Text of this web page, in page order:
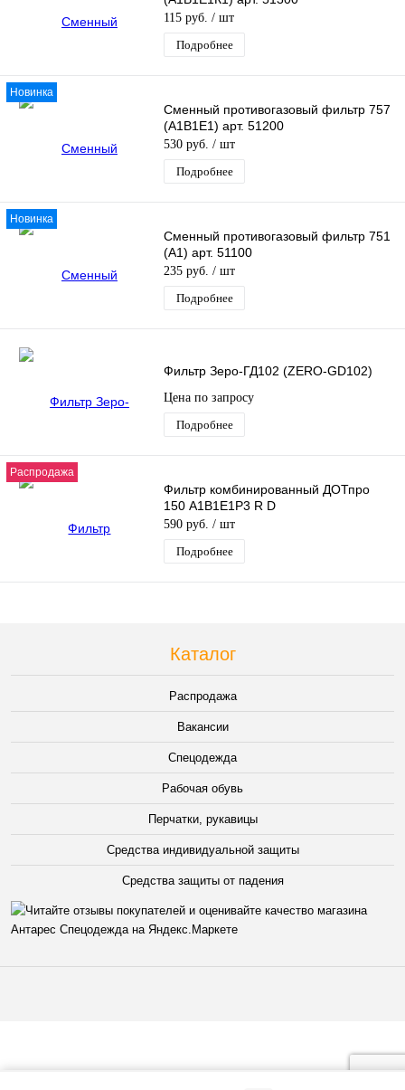
115 руб. / шт
Подробнее
Новинка
Сменный противогазовый фильтр 757
(А1В1Е1) арт. 51200
530 руб. / шт
Подробнее
Новинка
Сменный противогазовый фильтр 751
(А1) арт. 51100
235 руб. / шт
Подробнее
Фильтр Зеро-ГД102 (ZERO-GD102)
Цена по запросу
Подробнее
Распродажа
Фильтр комбинированный ДОТпро
150 А1В1Е1Р3 R D
590 руб. / шт
Подробнее
Каталог
Распродажа
Вакансии
Спецодежда
Рабочая обувь
Перчатки, рукавицы
Средства индивидуальной защиты
Средства защиты от падения